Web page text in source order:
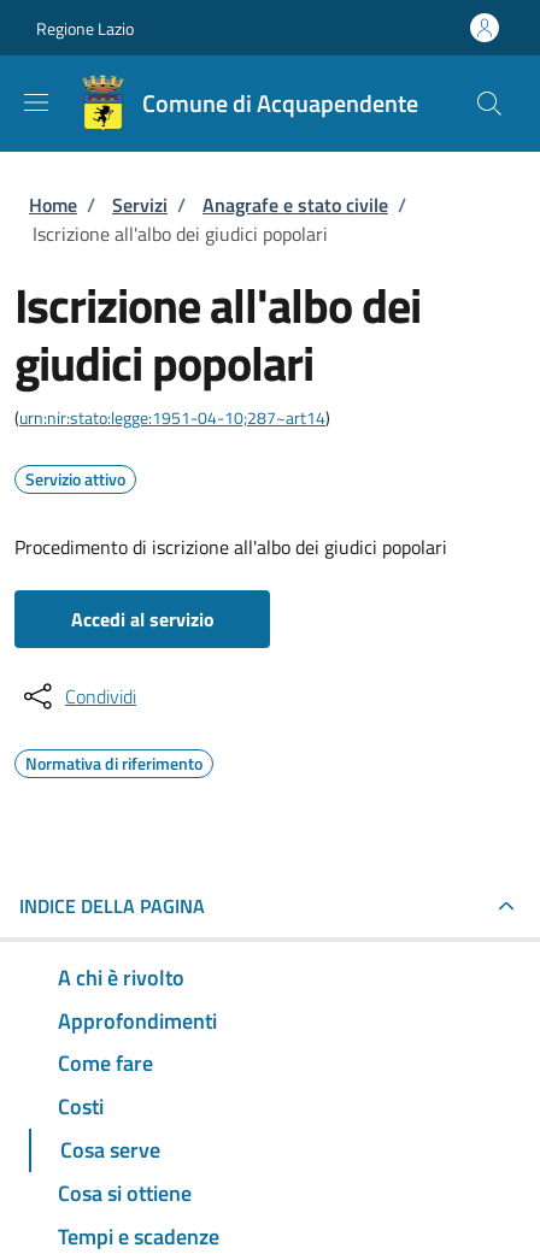
Regione Lazio
Comune di Acquapendente
Briciole di pane
Home / Servizi / Anagrafe e stato civile /
Iscrizione all'albo dei giudici popolari
Iscrizione all'albo dei
giudici popolari
(urn:nir:stato:legge:1951-04-10;287~art14)
Servizio attivo
Procedimento di iscrizione all'albo dei giudici popolari
Accedi al servizio
Condividi
Normativa di riferimento
INDICE DELLA PAGINA
A chi è rivolto
Approfondimenti
Come fare
Costi
Cosa serve
Cosa si ottiene
Tempi e scadenze